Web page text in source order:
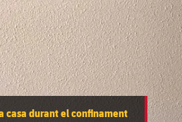
casa durant el confinament